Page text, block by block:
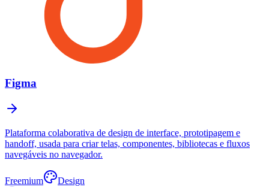
Figma
Plataforma colaborativa de design de interface, prototipagem e
handoff, usada para criar telas, componentes, bibliotecas e fluxos
navegáveis no navegador.
Freemium Design